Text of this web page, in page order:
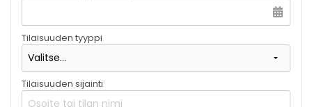
Tilaisuuden tyyppi
Tilaisuuden sijainti